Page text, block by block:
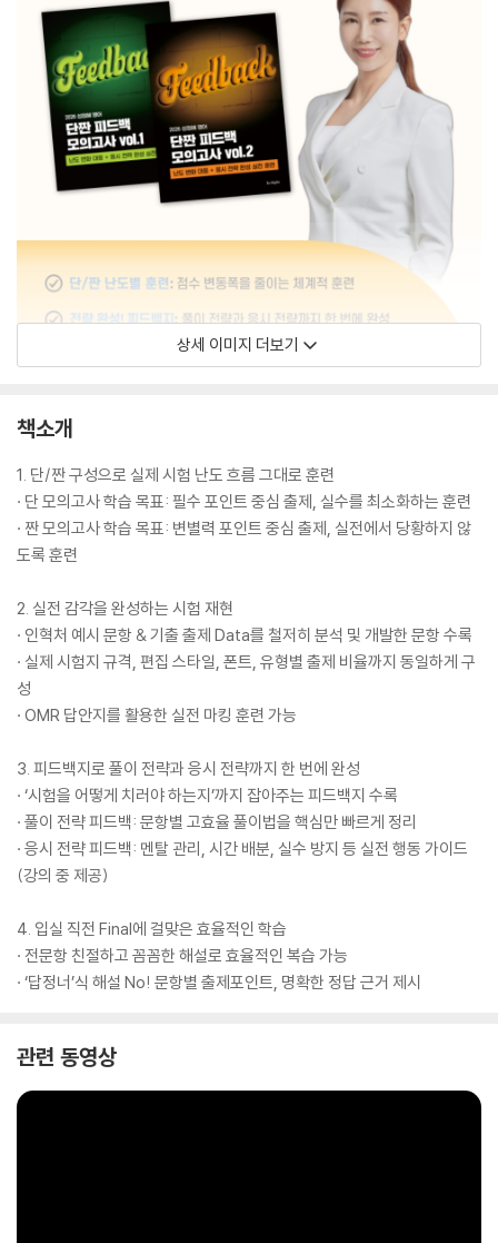
상세 이미지 더보기
책소개
1. 단/짠 구성으로 실제 시험 난도 흐름 그대로 훈련
· 단 모의고사 학습 목표: 필수 포인트 중심 출제, 실수를 최소화하는 훈련
· 짠 모의고사 학습 목표: 변별력 포인트 중심 출제, 실전에서 당황하지 않
도록 훈련
2. 실전 감각을 완성하는 시험 재현
· 인혁처 예시 문항 & 기출 출제 Data를 철저히 분석 및 개발한 문항 수록
· 실제 시험지 규격, 편집 스타일, 폰트, 유형별 출제 비율까지 동일하게 구
성
· OMR 답안지를 활용한 실전 마킹 훈련 가능
3. 피드백지로 풀이 전략과 응시 전략까지 한 번에 완성
· ‘시험을 어떻게 치러야 하는지’까지 잡아주는 피드백지 수록
· 풀이 전략 피드백: 문항별 고효율 풀이법을 핵심만 빠르게 정리
· 응시 전략 피드백: 멘탈 관리, 시간 배분, 실수 방지 등 실전 행동 가이드
(강의 중 제공)
4. 입실 직전 Final에 걸맞은 효율적인 학습
· 전문항 친절하고 꼼꼼한 해설로 효율적인 복습 가능
· ‘답정너’식 해설 No! 문항별 출제포인트, 명확한 정답 근거 제시
관련 동영상